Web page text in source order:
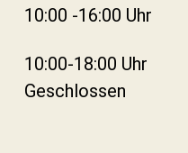
10:00 -16:00 Uhr
10:00-18:00 Uhr
Geschlossen